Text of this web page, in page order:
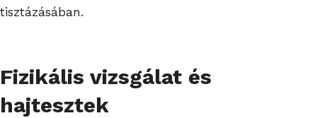
tisztázásában.
Fizikális vizsgálat és
hajtesztek